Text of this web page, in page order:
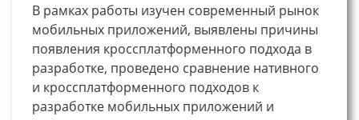
В рамках работы изучен современный рынок
мобильных приложений, выявлены причины
появления кроссплатформенного подхода в
разработке, проведено сравнение нативного
и кроссплатформенного подходов к
разработке мобильных приложений и